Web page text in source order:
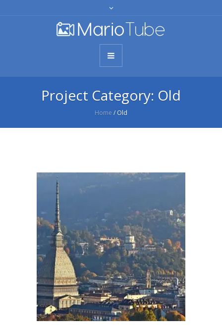
Project Category: Old
Home / Old